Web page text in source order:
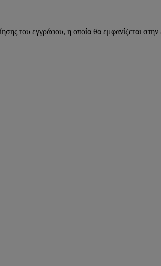
του εγγράφου, η οποία θα εμφανίζεται